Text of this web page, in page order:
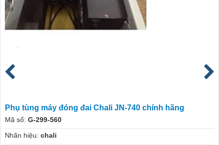
Phụ tùng máy đóng đai Chali JN-740 chính hãng
Mã số: G-299-560
Nhãn hiệu: chali